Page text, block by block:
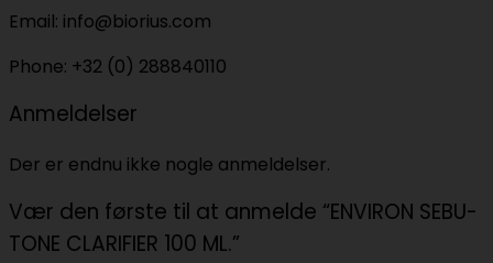
Email: info@biorius.com
Phone: +32 (0) 288840110
Anmeldelser
Der er endnu ikke nogle anmeldelser.
Vær den første til at anmelde “ENVIRON SEBU-
TONE CLARIFIER 100 ML.”